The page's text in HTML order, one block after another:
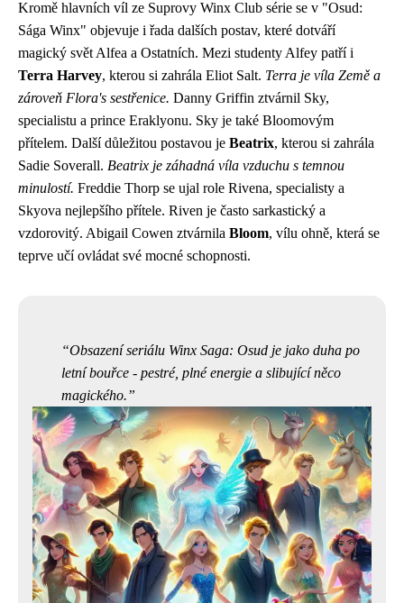
Kromě hlavních víl ze Suprovy Winx Club série se v "Osud:
Sága Winx" objevuje i řada dalších postav, které dotváří
magický svět Alfea a Ostatních. Mezi studenty Alfey patří i
Terra Harvey, kterou si zahrála Eliot Salt. Terra je víla Země a
zároveň Flora's sestřenice. Danny Griffin ztvárnil Sky,
specialistu a prince Eraklyonu. Sky je také Bloomovým
přítelem. Další důležitou postavou je Beatrix, kterou si zahrála
Sadie Soverall. Beatrix je záhadná víla vzduchu s temnou
minulostí. Freddie Thorp se ujal role Rivena, specialisty a
Skyova nejlepšího přítele. Riven je často sarkastický a
vzdorovitý. Abigail Cowen ztvárnila Bloom, vílu ohně, která se
teprve učí ovládat své mocné schopnosti.
Obsazení seriálu Winx Saga: Osud je jako duha po
letní bouřce - pestré, plné energie a slibující něco
magického.